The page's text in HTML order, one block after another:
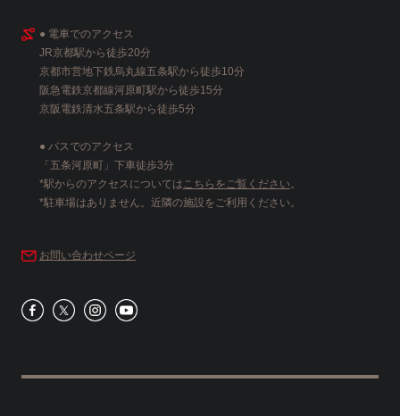
● 電車でのアクセス
JR京都駅から徒歩20分
京都市営地下鉄烏丸線五条駅から徒歩10分
阪急電鉄京都線河原町駅から徒歩15分
京阪電鉄清水五条駅から徒歩5分
● バスでのアクセス
「五条河原町」下車徒歩3分
*駅からのアクセスについては こちらをご覧ください。
*駐車場はありません。近隣の施設をご利用ください。
お問い合わせページ